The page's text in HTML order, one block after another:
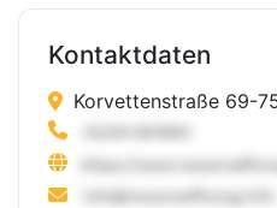
Kontaktdaten
Korvettenstraße 69-